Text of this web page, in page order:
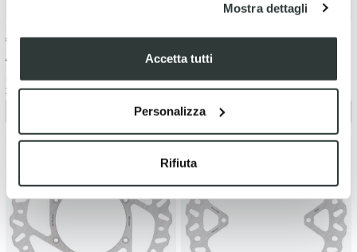
Mostra dettagli
Accetta tutti
Personalizza
Rifiuta
€ 14.49 -5%
€ 15.25
Kit paraolio valvole Yamaha WR
250 F (2015-2018)
€ 14.49 -5%
€ 15.25
Kit paraolio valvole KTM 250
EXC-F (2006-2011)